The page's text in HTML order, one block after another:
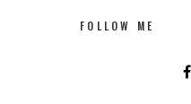
FOLLOW ME